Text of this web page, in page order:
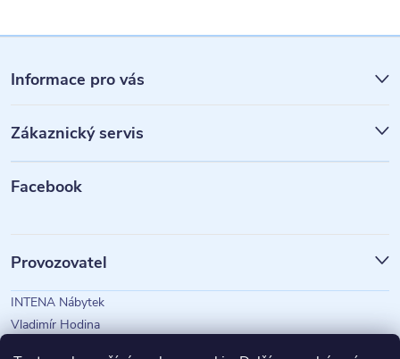
á
p
a
Informace pro vás
Zákaznický servis
Facebook
Provozovatel
INTENA Nábytek
Vladimír Hodina